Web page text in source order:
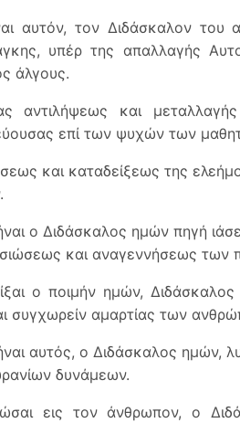
αυτόν, τον Διδάσκαλον
υπέρ της απαλλαγής
άλγους.
αντιλήψεως και
επί των ψυχών των
και καταδείξεως της
ο Διδάσκαλος ημών πηγή
και αναγεννή­σεως των
ο ποιμήν ημών,
συγχωρείν αμαρτίας των
αυτός, ο Διδάσκαλος ημών,
δυνάμεων.
εις τον άνθρωπον, ο